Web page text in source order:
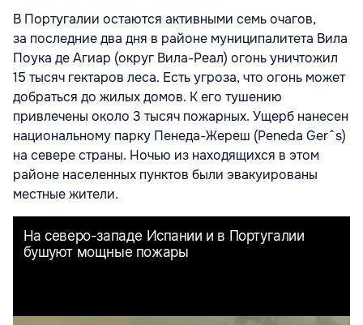
В Португалии остаются активными семь очагов,
за последние два дня в районе муниципалитета Вила
Поука де Агиар (округ Вила-Реал) огонь уничтожил
15 тысяч гектаров леса. Есть угроза, что огонь может
добраться до жилых домов. К его тушению
привлечены около 3 тысяч пожарных. Ущерб нанесен
национальному парку Пенеда-Жереш (Peneda Gerˆs)
на севере страны. Ночью из находящихся в этом
районе населенных пунктов были эвакуированы
местные жители.